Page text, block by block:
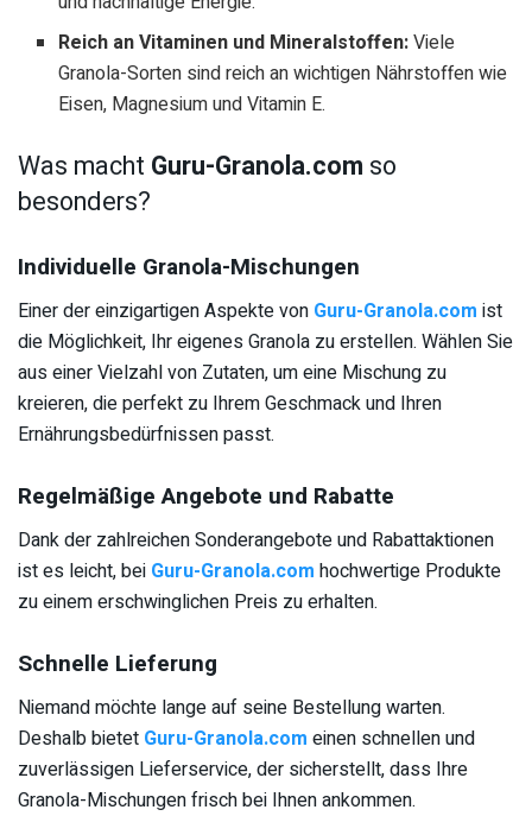
Reich an Vitaminen und Mineralstoffen:Viele
Granola-Sorten sind reich an wichtigen Nährstoffen wie
Eisen, Magnesium und Vitamin E.
Was macht Guru-Granola.com so
besonders?
Individuelle Granola-Mischungen
Einer der einzigartigen Aspekte von Guru-Granola.com ist
die Möglichkeit, Ihr eigenes Granola zu erstellen. Wählen Sie
aus einer Vielzahl von Zutaten, um eine Mischung zu
kreieren, die perfekt zu Ihrem Geschmack und Ihren
Ernährungsbedürfnissen passt.
Regelmäßige Angebote und Rabatte
Dank der zahlreichen Sonderangebote und Rabattaktionen
ist es leicht, bei Guru-Granola.com hochwertige Produkte
zu einem erschwinglichen Preis zu erhalten.
Schnelle Lieferung
Niemand möchte lange auf seine Bestellung warten.
Deshalb bietet Guru-Granola.com einen schnellen und
zuverlässigen Lieferservice, der sicherstellt, dass Ihre
Granola-Mischungen frisch bei Ihnen ankommen.